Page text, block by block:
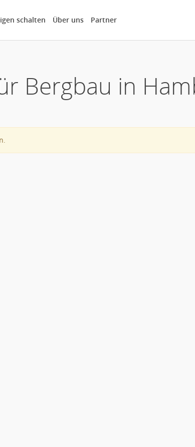
schalten Über uns Partner
Bergbau in